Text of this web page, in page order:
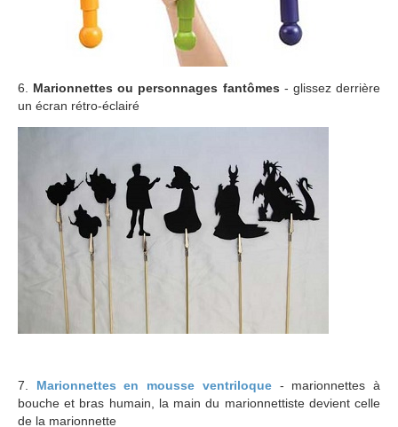
6. Marionnettes ou personnages fantômes - glissez derrière
un écran rétro-éclairé
7. Marionnettes en mousse ventriloque- marionnettes à
bouche et bras humain, la main du marionnettiste devient celle
de la marionnette